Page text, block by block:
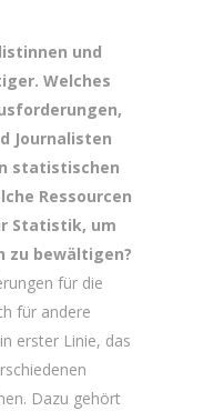
und
Welches
Journalisten
statistischen
Ressourcen
Statistik, um
zu bewältigen?
für die
für andere
erster Linie, das
Dazu gehört